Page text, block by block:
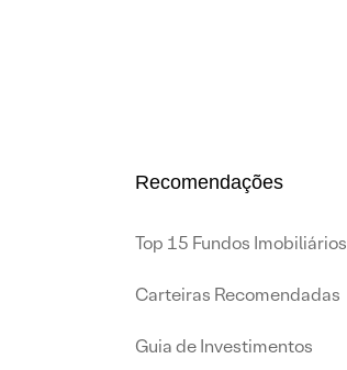
Recomendações
Top 15 Fundos Imobiliários
Carteiras Recomendadas
Guia de Investimentos